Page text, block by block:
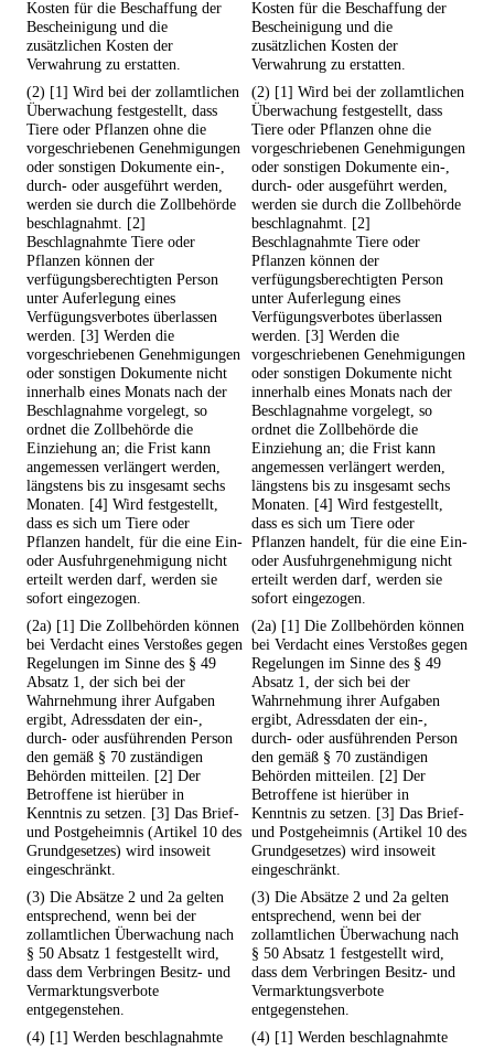
Kosten für die Beschaffung der
Bescheinigung und die
zusätzlichen Kosten der
Verwahrung zu erstatten.
Kosten für die Beschaffung der
Bescheinigung und die
zusätzlichen Kosten der
Verwahrung zu erstatten.
(2) [1] Wird bei der zollamtlichen
Überwachung festgestellt, dass
Tiere oder Pflanzen ohne die
vorgeschriebenen Genehmigungen
oder sonstigen Dokumente ein-,
durch- oder ausgeführt werden,
werden sie durch die Zollbehörde
beschlagnahmt. [2]
Beschlagnahmte Tiere oder
Pflanzen können der
verfügungsberechtigten Person
unter Auferlegung eines
Verfügungsverbotes überlassen
werden. [3] Werden die
vorgeschriebenen Genehmigungen
oder sonstigen Dokumente nicht
innerhalb eines Monats nach der
Beschlagnahme vorgelegt, so
ordnet die Zollbehörde die
Einziehung an; die Frist kann
angemessen verlängert werden,
längstens bis zu insgesamt sechs
Monaten. [4] Wird festgestellt,
dass es sich um Tiere oder
Pflanzen handelt, für die eine Ein-
oder Ausfuhrgenehmigung nicht
erteilt werden darf, werden sie
sofort eingezogen.
(2) [1] Wird bei der zollamtlichen
Überwachung festgestellt, dass
Tiere oder Pflanzen ohne die
vorgeschriebenen Genehmigungen
oder sonstigen Dokumente ein-,
durch- oder ausgeführt werden,
werden sie durch die Zollbehörde
beschlagnahmt. [2]
Beschlagnahmte Tiere oder
Pflanzen können der
verfügungsberechtigten Person
unter Auferlegung eines
Verfügungsverbotes überlassen
werden. [3] Werden die
vorgeschriebenen Genehmigungen
oder sonstigen Dokumente nicht
innerhalb eines Monats nach der
Beschlagnahme vorgelegt, so
ordnet die Zollbehörde die
Einziehung an; die Frist kann
angemessen verlängert werden,
längstens bis zu insgesamt sechs
Monaten. [4] Wird festgestellt,
dass es sich um Tiere oder
Pflanzen handelt, für die eine Ein-
oder Ausfuhrgenehmigung nicht
erteilt werden darf, werden sie
sofort eingezogen.
(2a) [1] Die Zollbehörden können
bei Verdacht eines Verstoßes gegen
Regelungen im Sinne des § 49
Absatz 1, der sich bei der
Wahrnehmung ihrer Aufgaben
ergibt, Adressdaten der ein-,
durch- oder ausführenden Person
den gemäß § 70 zuständigen
Behörden mitteilen. [2] Der
Betroffene ist hierüber in
Kenntnis zu setzen. [3] Das Brief-
und Postgeheimnis (Artikel 10 des
Grundgesetzes) wird insoweit
eingeschränkt.
(2a) [1] Die Zollbehörden können
bei Verdacht eines Verstoßes gegen
Regelungen im Sinne des § 49
Absatz 1, der sich bei der
Wahrnehmung ihrer Aufgaben
ergibt, Adressdaten der ein-,
durch- oder ausführenden Person
den gemäß § 70 zuständigen
Behörden mitteilen. [2] Der
Betroffene ist hierüber in
Kenntnis zu setzen. [3] Das Brief-
und Postgeheimnis (Artikel 10 des
Grundgesetzes) wird insoweit
eingeschränkt.
(3) Die Absätze 2 und 2a gelten
entsprechend, wenn bei der
zollamtlichen Überwachung nach
§ 50 Absatz 1 festgestellt wird,
dass dem Verbringen Besitz- und
Vermarktungsverbote
entgegenstehen.
(3) Die Absätze 2 und 2a gelten
entsprechend, wenn bei der
zollamtlichen Überwachung nach
§ 50 Absatz 1 festgestellt wird,
dass dem Verbringen Besitz- und
Vermarktungsverbote
entgegenstehen.
(4) [1] Werden beschlagnahmte
(4) [1] Werden beschlagnahmte